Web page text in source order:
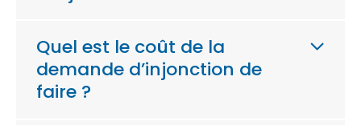
Quel est le coût de la
demande d’injonction de
faire ?